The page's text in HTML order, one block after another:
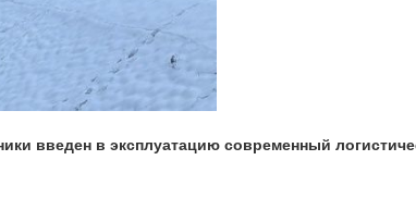
введен в эксплуатацию современный